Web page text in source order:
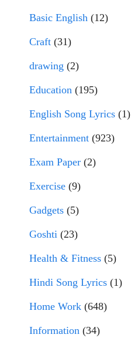
Basic English (12)
Craft (31)
drawing (2)
Education (195)
English Song Lyrics (1)
Entertainment (923)
Exam Paper (2)
Exercise (9)
Gadgets (5)
Goshti (23)
Health & Fitness (5)
Hindi Song Lyrics (1)
Home Work (648)
Information (34)